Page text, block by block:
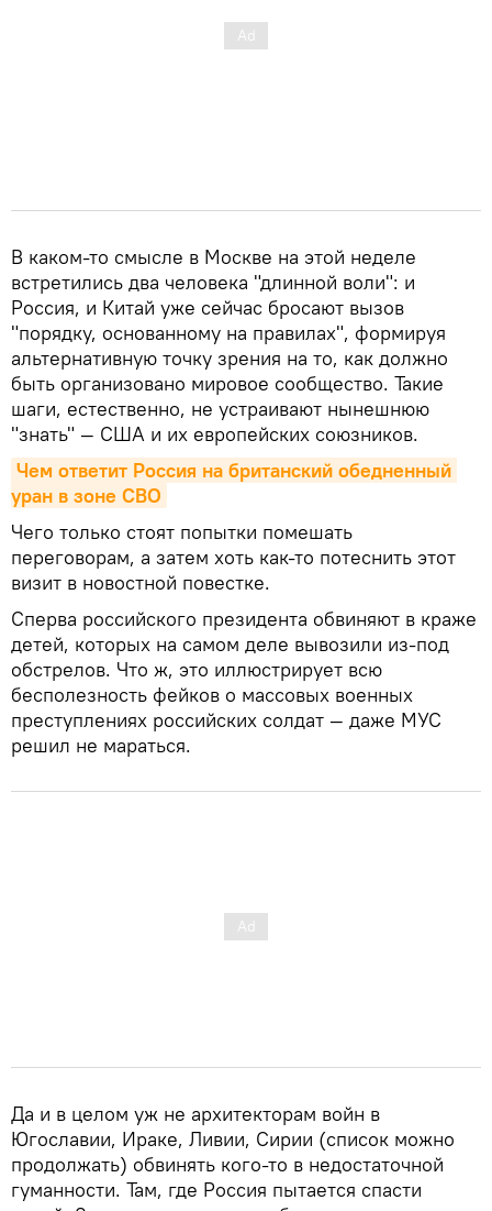
В каком-то смысле в Москве на этой неделе
встретились два человека "длинной воли": и
Россия, и Китай уже сейчас бросают вызов
"порядку, основанному на правилах", формируя
альтернативную точку зрения на то, как должно
быть организовано мировое сообщество. Такие
шаги, естественно, не устраивают нынешнюю
"знать" — США и их европейских союзников.
Чем ответит Россия на британский обедненный
уран в зоне СВО
Чего только стоят попытки помешать
переговорам, а затем хоть как-то потеснить этот
визит в новостной повестке.
Сперва российского президента обвиняют в краже
детей, которых на самом деле вывозили из-под
обстрелов. Что ж, это иллюстрирует всю
бесполезность фейков о массовых военных
преступлениях российских солдат — даже МУС
решил не мараться.
Да и в целом уж не архитекторам войн в
Югославии, Ираке, Ливии, Сирии (список можно
продолжать) обвинять кого-то в недостаточной
гуманности. Там, где Россия пытается спасти